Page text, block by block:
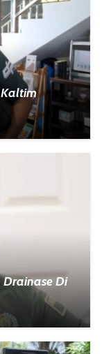
Di